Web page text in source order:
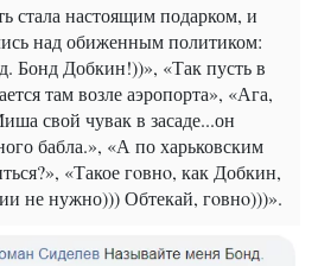
стала настоящим подарком, и
над обиженным политиком:
Бонд Добкин!))», «Так пусть в
там возле аэропорта», «Ага,
свой чувак в засаде...он
бабла.», «А по харьковским
«Такое гoвнo, как Добкин,
не нужно))) Обтекай, гoвнo)))».